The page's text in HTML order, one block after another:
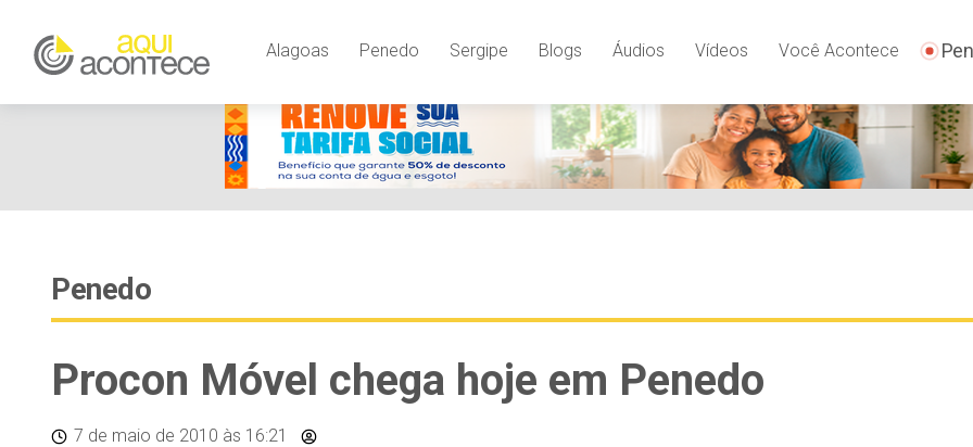
Alagoas Penedo Sergipe Blogs Áudios Vídeos Você Acontece
Penedo
Procon Móvel chega hoje em Penedo
7 de maio de 2010 às 16:21